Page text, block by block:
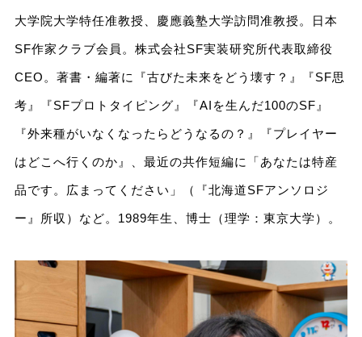
大学院大学特任准教授、慶應義塾大学訪問准教授。日本
SF作家クラブ会員。株式会社SF実装研究所代表取締役
CEO。著書・編著に『古びた未来をどう壊す？』『SF思
考』『SFプロトタイピング』『AIを生んだ100のSF』
『外来種がいなくなったらどうなるの？』『プレイヤー
はどこへ行くのか』、最近の共作短編に「あなたは特産
品です。広まってください」（『北海道SFアンソロジ
ー』所収）など。1989年生、博士（理学：東京大学）。